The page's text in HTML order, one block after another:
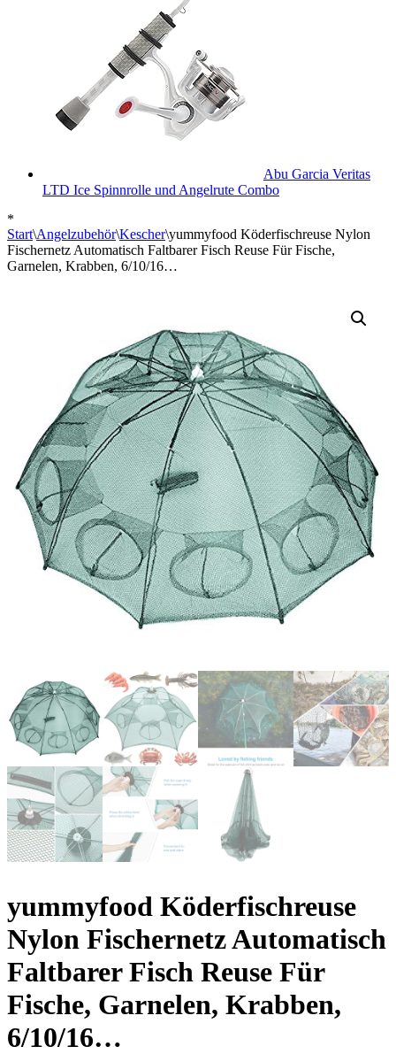
Abu Garcia Veritas
LTD Ice Spinnrolle und Angelrute Combo
*
Start\Angelzubehör\Kescher\yummyfood Köderfischreuse Nylon
Fischernetz Automatisch Faltbarer Fisch Reuse Für Fische,
Garnelen, Krabben, 6/10/16…
yummyfood Köderfischreuse
Nylon Fischernetz Automatisch
Faltbarer Fisch Reuse Für
Fische, Garnelen, Krabben,
6/10/16…